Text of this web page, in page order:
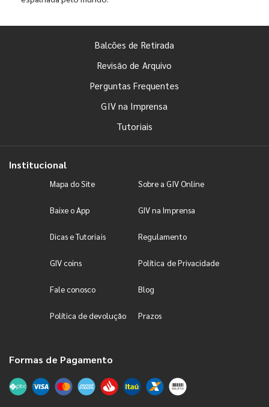
Balcões de Retirada
Revisão de Arquivo
Perguntas Frequentes
GIV na Imprensa
Tutoriais
Institucional
Mapa do Site Sobre a GIV Online
Baixe o App GIV na Imprensa
Dicas e Tutoriais Regulamento
GIV coins Política de Privacidade
Fale conosco Blog
Política de devolução Prazos
Formas de Pagamento